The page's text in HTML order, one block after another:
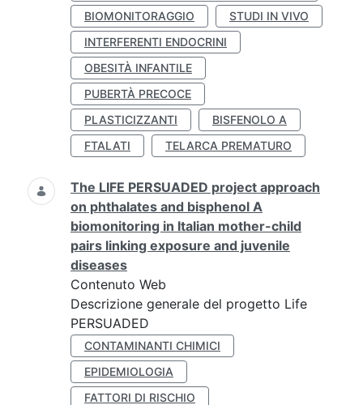
BIOMONITORAGGIO
STUDI IN VIVO
INTERFERENTI ENDOCRINI
OBESITÀ INFANTILE
PUBERTÀ PRECOCE
PLASTICIZZANTI
BISFENOLO A
FTALATI
TELARCA PREMATURO
The LIFE PERSUADED project approach
on phthalates and bisphenol A
biomonitoring in Italian mother-child
pairs linking exposure and juvenile
diseases
Contenuto Web
Descrizione generale del progetto Life
PERSUADED
CONTAMINANTI CHIMICI
EPIDEMIOLOGIA
FATTORI DI RISCHIO